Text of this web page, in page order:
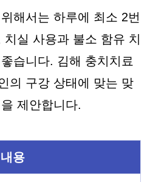
해서는 하루에 최소 2번
실 사용과 불소 함유 치
습니다. 김해 충치치료
의 구강 상태에 맞는 맞
제안합니다.
용